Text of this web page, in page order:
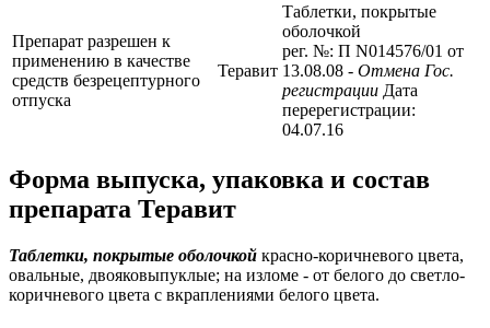
Препарат разрешен к
применению в качестве
средств безрецептурного
отпуска
Теравит
Таблетки, покрытые
оболочкой
рег. №: П N014576/01 от
13.08.08 - Отмена Гос.
регистрации Дата
перерегистрации:
04.07.16
Форма выпуска, упаковка и состав
препарата Теравит
Таблетки, покрытые оболочкой красно-коричневого цвета,
овальные, двояковыпуклые; на изломе - от белого до светло-
коричневого цвета с вкраплениями белого цвета.